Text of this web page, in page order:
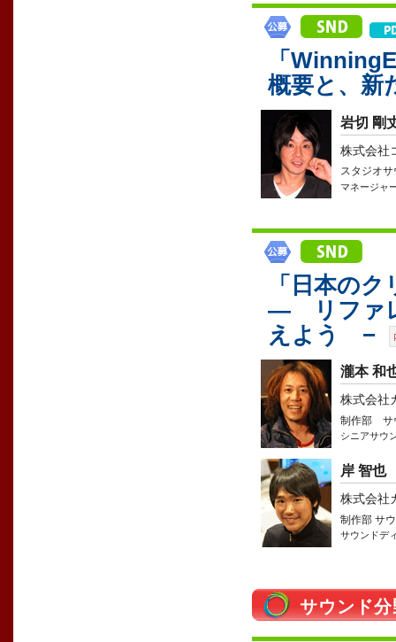
「
概要と、新
岩切 剛
株式会社
スタジオ
マネージャ
「日本の
― リファレ
えよう −
瀧本 和
株式会社
制作部 サ
シニアサウ
岸 智也
株式会社
制作部 サ
サウンドデ
サウンド分